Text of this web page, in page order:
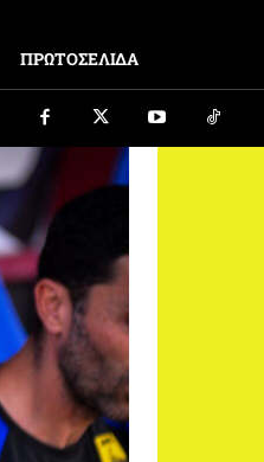
ΠΡΩΤΟΣΕΛΙΔΑ